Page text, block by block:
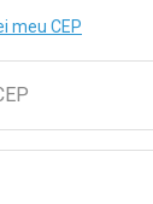
meu CEP